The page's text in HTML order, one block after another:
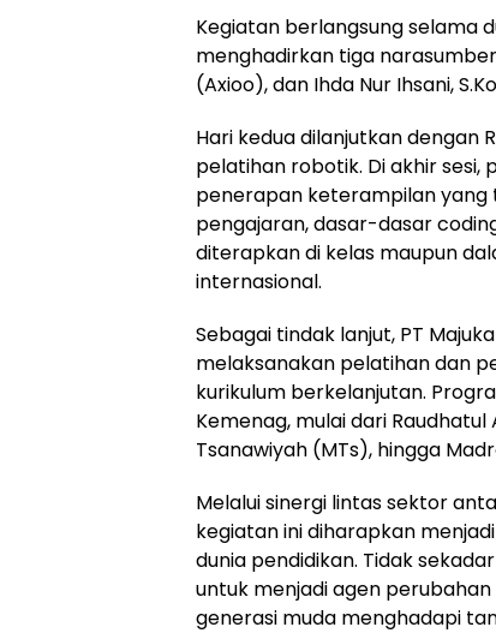
Kegiatan berlangsung selama
menghadirkan tiga
(Axioo), dan Ihda Nur Ihsani,
Hari kedua dilanjutkan dengan
pelatihan robotik. Di akhir
penerapan keterampilan yang
pengajaran, dasar-dasar
diterapkan di kelas maupun
internasional.
Sebagai tindak lanjut, PT
melaksanakan pelatihan dan
kurikulum berkelanjutan.
Kemenag, mulai dari
Tsanawiyah (MTs), hingga
Melalui sinergi lintas sektor
kegiatan ini diharapkan
dunia pendidikan. Tidak
untuk menjadi agen
generasi muda menghadapi